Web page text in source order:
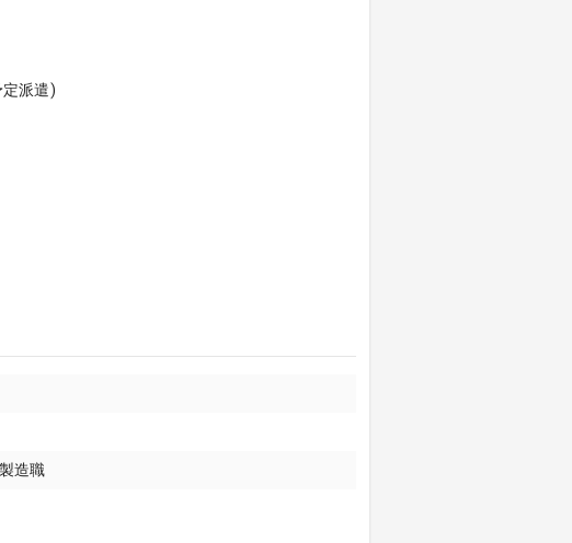
派遣)
造職